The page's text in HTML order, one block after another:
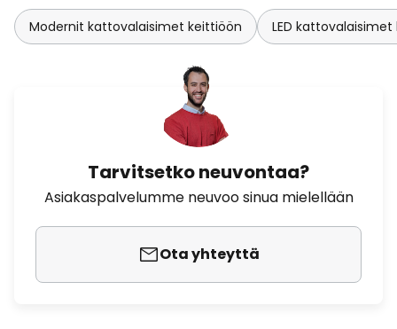
Modernit kattovalaisimet keittiöön LED
Tarvitsetko neuvontaa?
Asiakaspalvelumme neuvoo sinua mielellään
Ota yhteyttä